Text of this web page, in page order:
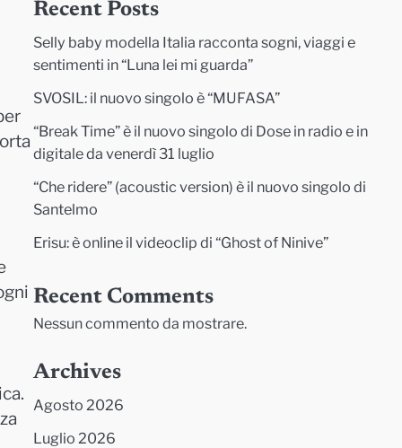
Recent Posts
Selly baby modella Italia racconta sogni, viaggi e
sentimenti in “Luna lei mi guarda”
SVOSIL: il nuovo singolo è “MUFASA”
“Break Time” è il nuovo singolo di Dose in radio e in
digitale da venerdì 31 luglio
“Che ridere” (acoustic version) è il nuovo singolo di
Santelmo
Erisu: è online il videoclip di “Ghost of Ninive”
Recent Comments
Nessun commento da mostrare.
Archives
Agosto 2026
Luglio 2026